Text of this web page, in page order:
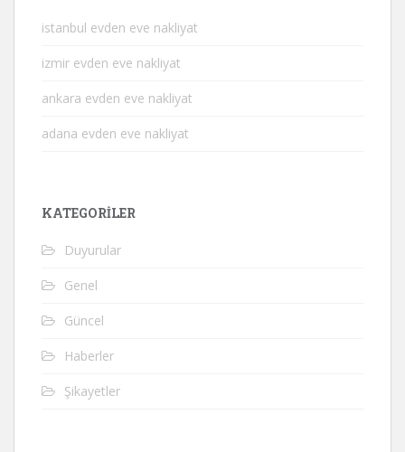
istanbul evden eve nakliyat
izmir evden eve nakliyat
ankara evden eve nakliyat
adana evden eve nakliyat
KATEGORILER
Duyurular
Genel
Güncel
Haberler
Şikayetler